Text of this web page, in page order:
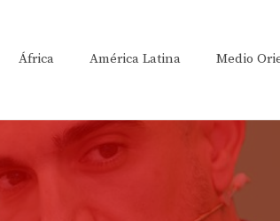
África América Latina Medio